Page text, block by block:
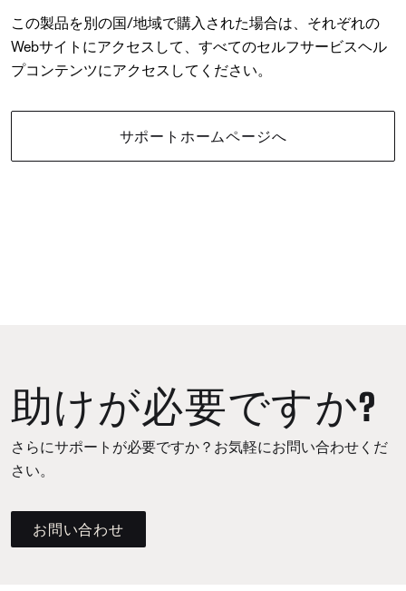
この製品を別の国/地域で購入された場合は、それぞれの
Webサイトにアクセスして、すべてのセルフサービスヘル
プコンテンツにアクセスしてください。
サポートホームページへ
助けが必要ですか?
さらにサポートが必要ですか？お気軽にお問い合わせくだ
さい。
お問い合わせ